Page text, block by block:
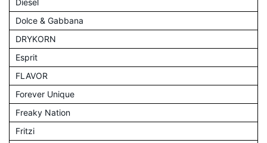
Dolce & Gabbana
DRYKORN
Esprit
FLAVOR
Forever Unique
Freaky Nation
Fritzi